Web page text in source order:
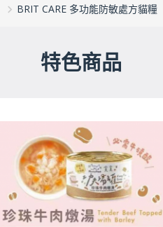
BRIT CARE 多功能防敏處方貓糧
特色商品